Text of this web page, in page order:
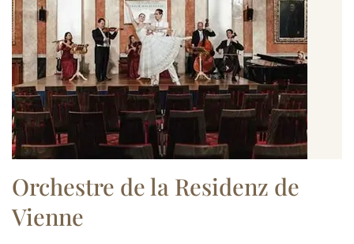
Orchestre de la Residenz de
Vienne